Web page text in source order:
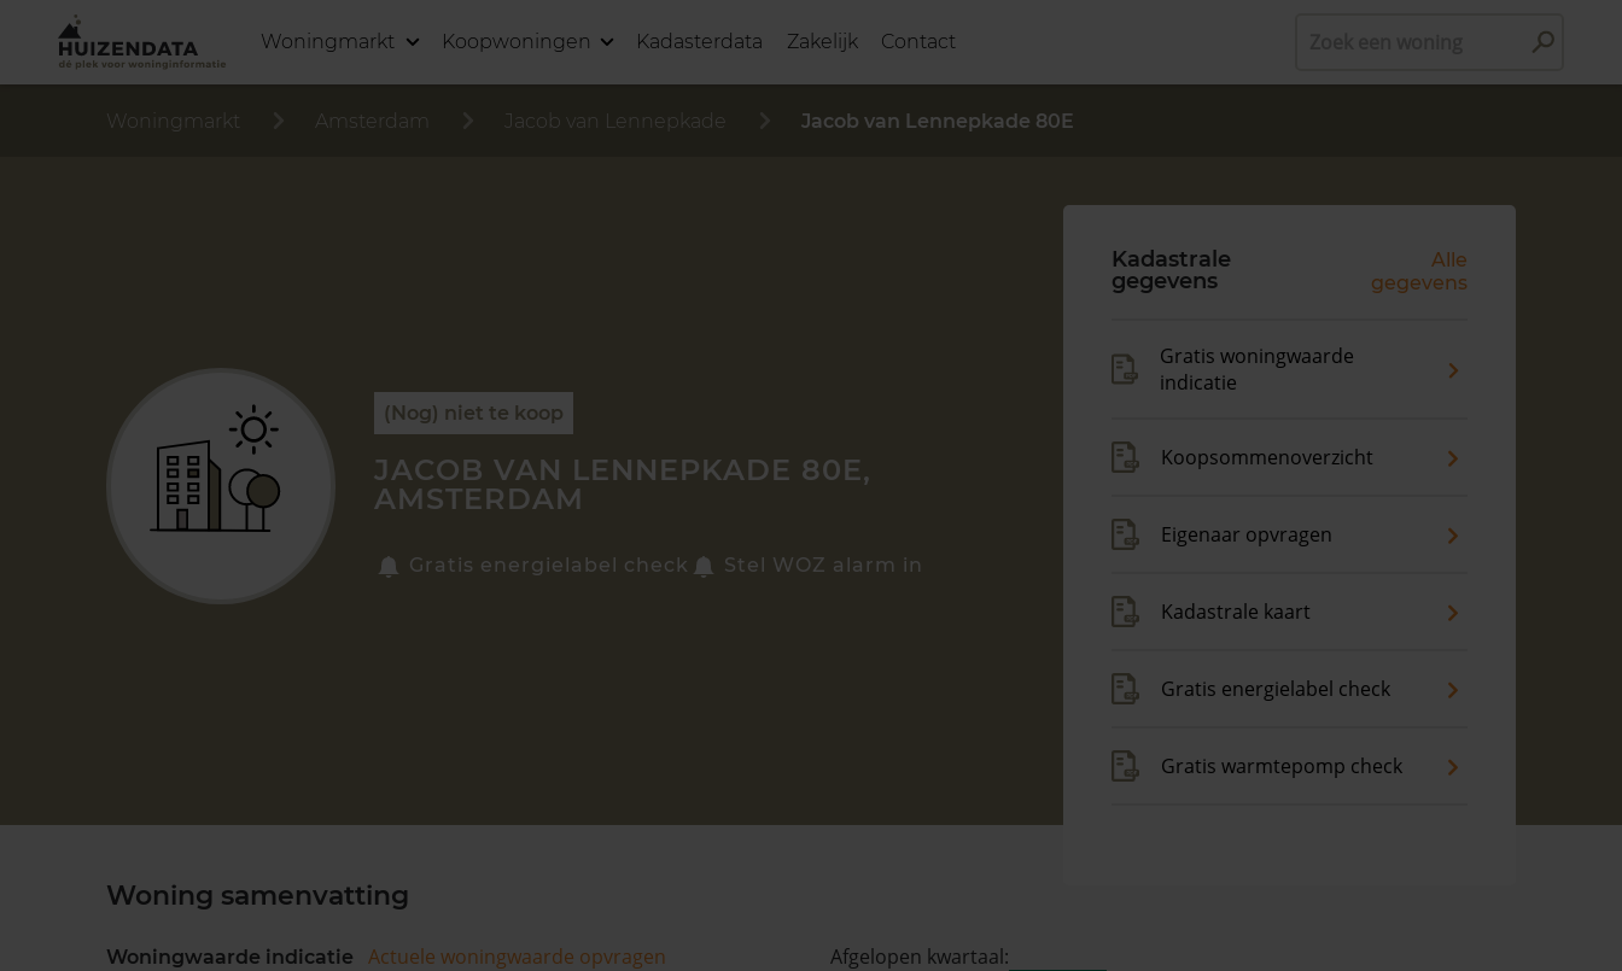
Woningmarkt Koopwoningen Kadasterdata Zakelijk Contact
Woningmarkt Amsterdam Jacob van Lennepkade Jacob van Lennepkade 80E
(Nog) niet te koop
JACOB VAN LENNEPKADE 80E,
AMSTERDAM
Gratis energielabel check Stel WOZ alarm in
Kadastrale
gegevens
Alle
gegevens
Gratis woningwaarde
indicatie
Koopsommenoverzicht
Eigenaar opvragen
Kadastrale kaart
Gratis energielabel check
Gratis warmtepomp check
Woning samenvatting
Woningwaarde indicatie
Actuele woningwaarde opvragen
Afgelopen kwartaal: